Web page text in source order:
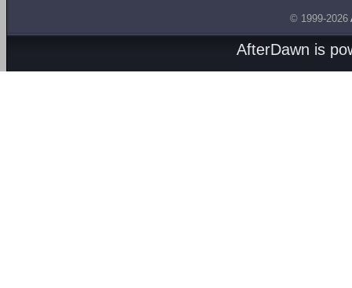
© 1999-2026
AfterDawn is